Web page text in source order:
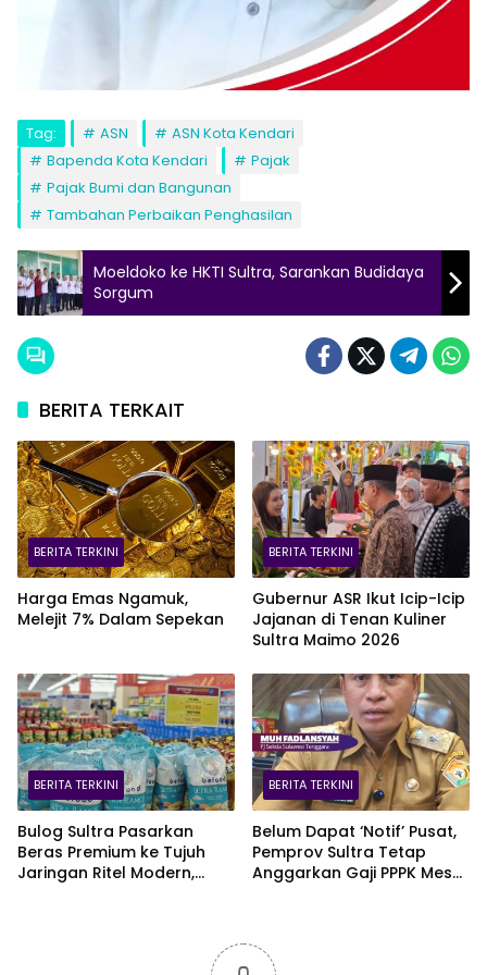
Tag: ASN
ASN Kota Kendari
Bapenda Kota Kendari
Pajak
Pajak Bumi dan Bangunan
Tambahan Perbaikan Penghasilan
Moeldoko ke HKTI Sultra, Sarankan Budidaya
Sorgum
BERITA TERKAIT
BERITA TERKINI
Harga Emas Ngamuk,
Melejit 7% Dalam Sepekan
BERITA TERKINI
Gubernur ASR Ikut Icip-Icip
Jajanan di Tenan Kuliner
Sultra Maimo 2026
BERITA TERKINI
Bulog Sultra Pasarkan
Beras Premium ke Tujuh
Jaringan Ritel Modern,
BERITA TERKINI
Belum Dapat ‘Notif’ Pusat,
Pemprov Sultra Tetap
Anggarkan Gaji PPPK Meski